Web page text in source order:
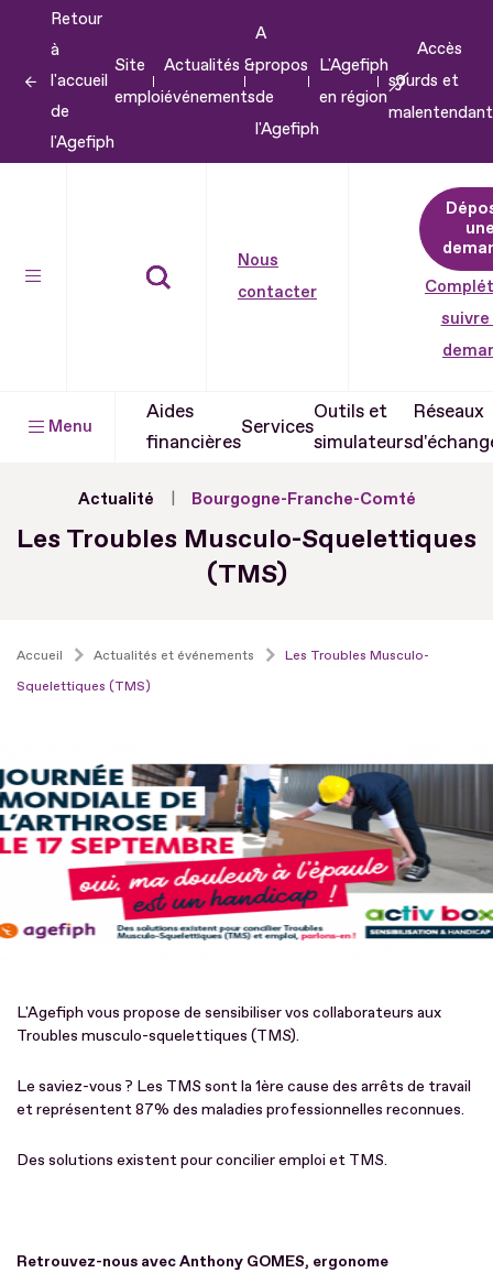
contenu
Retour
à
l'accueil
de
l'Agefiph
Site
emploi
Actualités &
événements
A
propos
de
l'Agefiph
L'Agefiph
en région
Accès
sourds et
Nous
contacter
suivre
Menu
Aides
financières
Services
Outils et
simulateurs
Réseaux
Actualité Bourgogne-Franche-Comté
Les Troubles Musculo-Squelettiques
(TMS)
Accueil Actualités et événements
Les Troubles Musculo-
Squelettiques (TMS)
L'Agefiph vous propose de sensibiliser vos collaborateurs aux
Troubles musculo-squelettiques (TMS).
Le saviez-vous ? Les TMS sont la 1ère cause des arrêts de travail
et représentent 87% des maladies professionnelles reconnues.
Des solutions existent pour concilier emploi et TMS.
Retrouvez-nous avec Anthony GOMES, ergonome